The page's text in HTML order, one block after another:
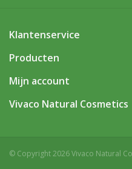
Klantenservice
Producten
Mijn account
Vivaco Natural Cosmetics
© Copyright 2026 Vivaco Natural